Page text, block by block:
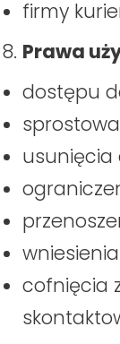
firmy
Prawa
dostępu
usunięcia
cofnięcia